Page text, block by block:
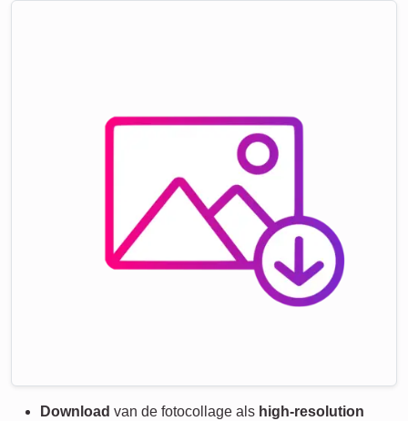
Download van de fotocollage als high-resolution